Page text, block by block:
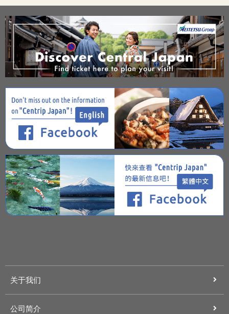
关于我们
公司简介